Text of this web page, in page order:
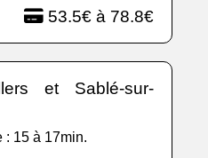
53.5€ à 78.8€
et Sablé-sur-
: 15 à 17min.